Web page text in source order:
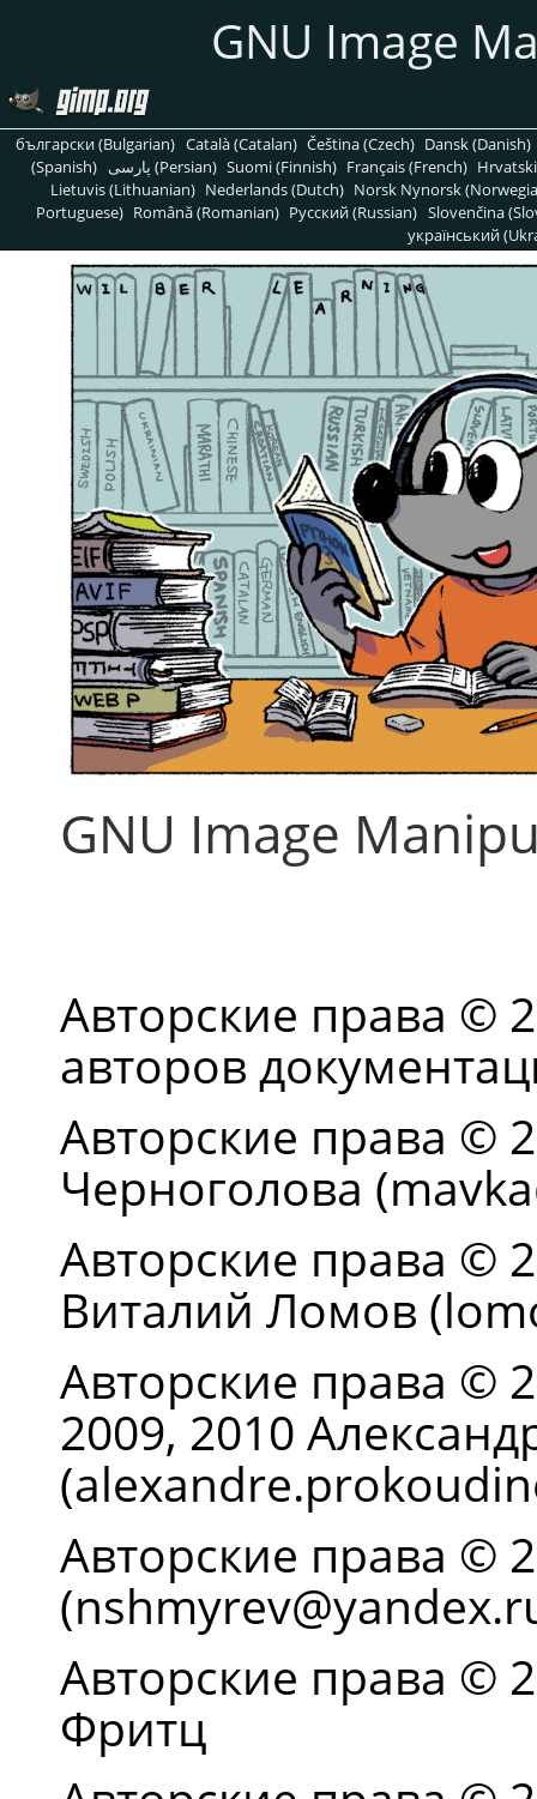
GNU Image
български (Bulgarian) Català (Catalan) Čeština (Czech) Dansk (Danish)
(Spanish)
پارسی (Persian) Suomi (Finnish) Français (French)
Lietuvis (Lithuanian) Nederlands (Dutch) Norsk Nynorsk
Portuguese) Română (Romanian) Pусский (Russian) Slovenčina
український
GNU Image
Авторские права ©
авторов
Авторские права ©
Черноголова
Авторские права ©
Виталий Ломов
Авторские права ©
2009, 2010
Авторские права ©
Авторские права ©
Фритц